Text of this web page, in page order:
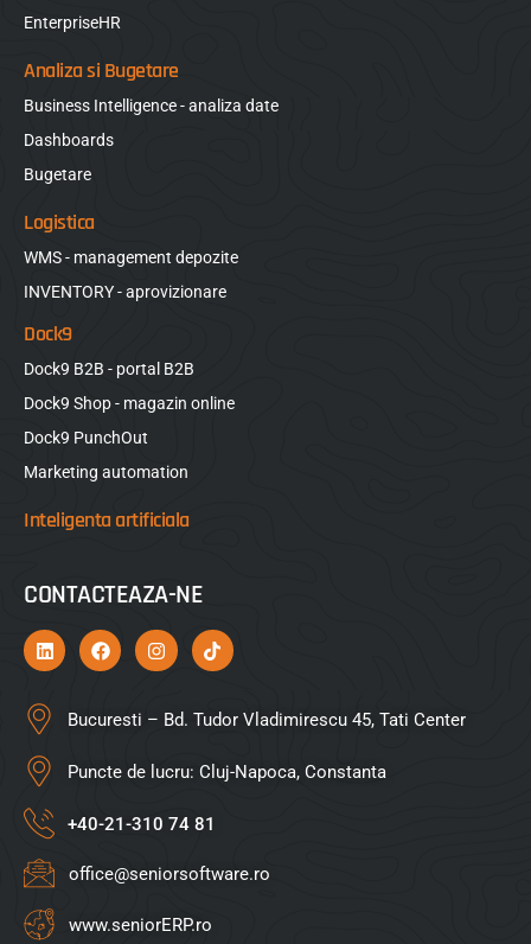
EnterpriseHR
Analiza si Bugetare
Business Intelligence - analiza date
Dashboards
Bugetare
Logistica
WMS - management depozite
INVENTORY - aprovizionare
Dock9
Dock9 B2B - portal B2B
Dock9 Shop - magazin online
Dock9 PunchOut
Marketing automation
Inteligenta artificiala
CONTACTEAZA-NE
Bucuresti – Bd. Tudor Vladimirescu 45, Tati Center
Puncte de lucru: Cluj-Napoca, Constanta
+40-21-310 74 81
office@seniorsoftware.ro
www.seniorERP.ro